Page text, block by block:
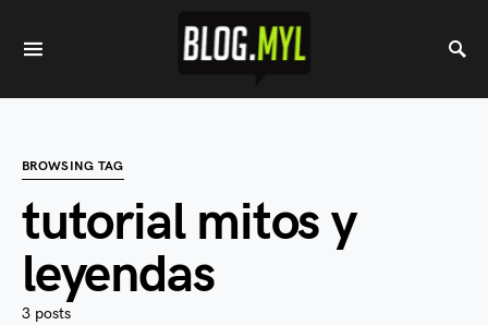
BROWSING TAG
tutorial mitos y
leyendas
3 posts